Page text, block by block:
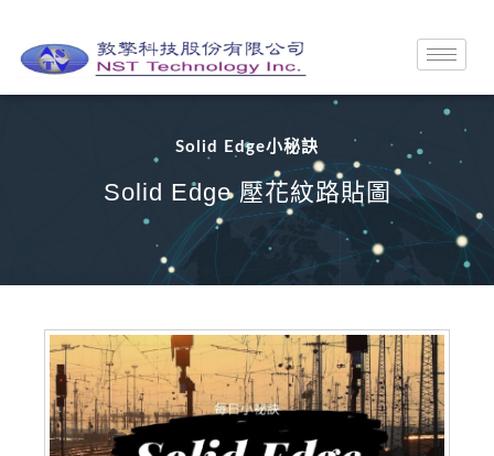
Solid Edge小秘訣
Solid Edge 壓花紋路貼圖